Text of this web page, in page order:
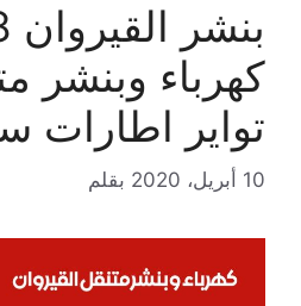
كهرباء وبنشر
تواير اطارات
10 أبريل، 2020 بقلم